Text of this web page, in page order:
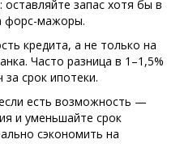
запас хотя бы в
форс-мажоры.
кредита, а не только на
Часто разница в 1–1,5%
срок ипотеки.
есть возможность —
и уменьшайте срок
сэкономить на